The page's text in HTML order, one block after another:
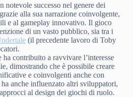
notevole successo nel genere dei
alla sua narrazione coinvolgente,
e al gameplay innovativo. Il gioco
di un vasto pubblico, sia tra i
(il precedente lavoro di Toby
contribuito a ravvivare l’interesse
dimostrando che è possibile creare
e coinvolgenti anche con
anche influenzato altri sviluppatori,
al design dei giochi di ruolo.